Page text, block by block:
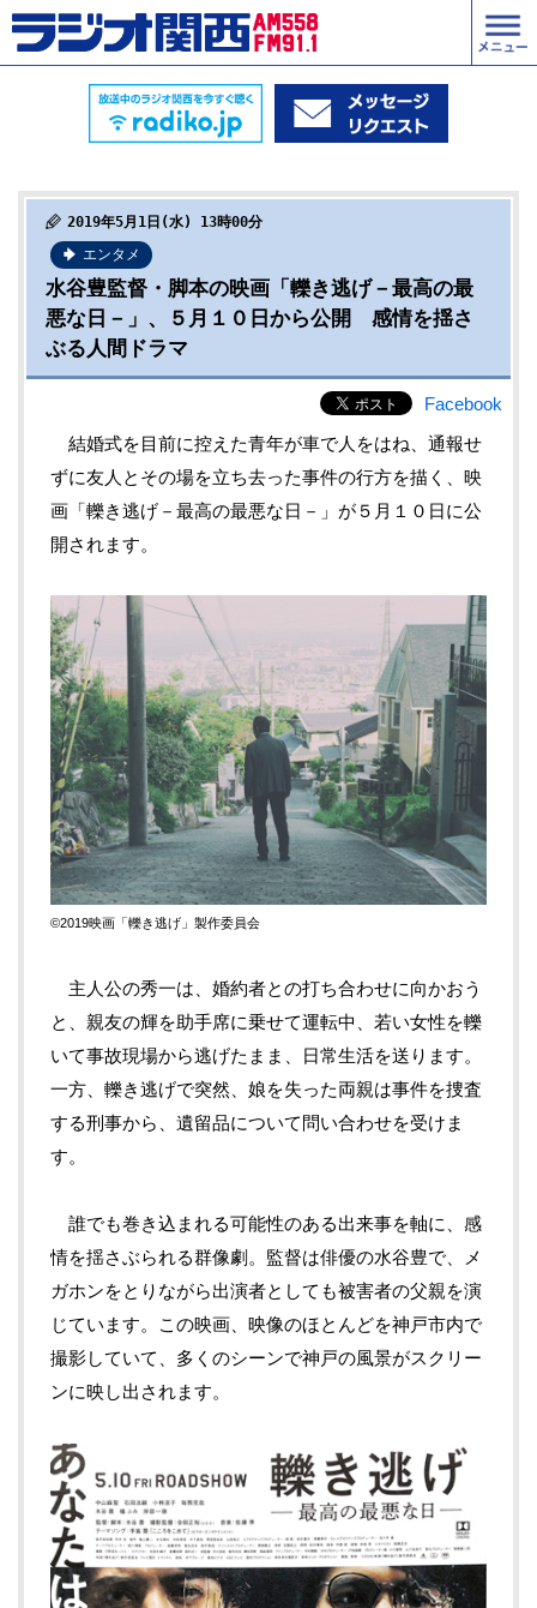
2019年5月1日(水) 13時00分
エンタメ
水谷豊監督・脚本の映画「轢き逃げ－最高の最
悪な日－」、５月１０日から公開 感情を揺さ
ぶる人間ドラマ
Facebook
結婚式を目前に控えた青年が車で人をはね、通報せ
ずに友人とその場を立ち去った事件の行方を描く、映
画「轢き逃げ－最高の最悪な日－」が５月１０日に公
開されます。
©2019映画「轢き逃げ」製作委員会
主人公の秀一は、婚約者との打ち合わせに向かおう
と、親友の輝を助手席に乗せて運転中、若い女性を轢
いて事故現場から逃げたまま、日常生活を送ります。
一方、轢き逃げで突然、娘を失った両親は事件を捜査
する刑事から、遺留品について問い合わせを受けま
す。
誰でも巻き込まれる可能性のある出来事を軸に、感
情を揺さぶられる群像劇。監督は俳優の水谷豊で、メ
ガホンをとりながら出演者としても被害者の父親を演
じています。この映画、映像のほとんどを神戸市内で
撮影していて、多くのシーンで神戸の風景がスクリー
ンに映し出されます。